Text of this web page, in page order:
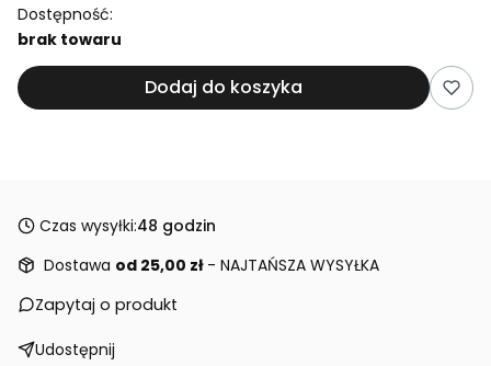
Dostępność:
brak towaru
Dodaj do koszyka
Czas wysyłki:48 godzin
Dostawa od 25,00 zł - NAJTAŃSZA WYSYŁKA
Zapytaj o produkt
Udostępnij